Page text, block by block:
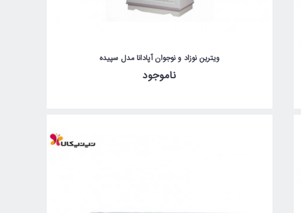
ویترین نوزاد و نوجوان آپادانا مدل سپیده
ناموجود